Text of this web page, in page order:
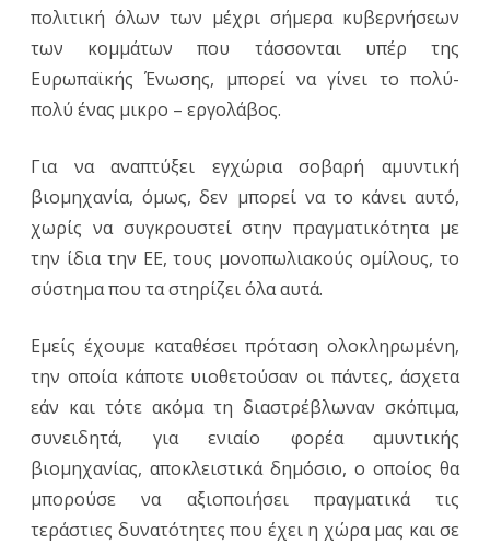
πολιτική όλων των μέχρι σήμερα κυβερνήσεων
των κομμάτων που τάσσονται υπέρ της
Ευρωπαϊκής Ένωσης, μπορεί να γίνει το πολύ-
πολύ ένας μικρο – εργολάβος.
Για να αναπτύξει εγχώρια σοβαρή αμυντική
βιομηχανία, όμως, δεν μπορεί να το κάνει αυτό,
χωρίς να συγκρουστεί στην πραγματικότητα με
την ίδια την ΕΕ, τους μονοπωλιακούς ομίλους, το
σύστημα που τα στηρίζει όλα αυτά.
Εμείς έχουμε καταθέσει πρόταση ολοκληρωμένη,
την οποία κάποτε υιοθετούσαν οι πάντες, άσχετα
εάν και τότε ακόμα τη διαστρέβλωναν σκόπιμα,
συνειδητά, για ενιαίο φορέα αμυντικής
βιομηχανίας, αποκλειστικά δημόσιο, ο οποίος θα
μπορούσε να αξιοποιήσει πραγματικά τις
τεράστιες δυνατότητες που έχει η χώρα μας και σε